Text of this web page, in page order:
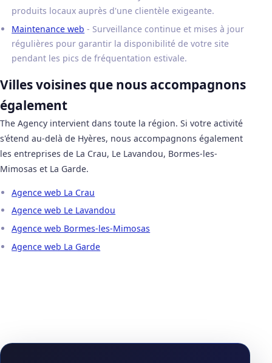
produits locaux auprès d'une clientèle exigeante.
Maintenance web - Surveillance continue et mises à jour
régulières pour garantir la disponibilité de votre site
pendant les pics de fréquentation estivale.
Villes voisines que nous accompagnons
également
The Agency intervient dans toute la région. Si votre activité
s'étend au-delà de Hyères, nous accompagnons également
les entreprises de La Crau, Le Lavandou, Bormes-les-
Mimosas et La Garde.
Agence web La Crau
Agence web Le Lavandou
Agence web Bormes-les-Mimosas
Agence web La Garde